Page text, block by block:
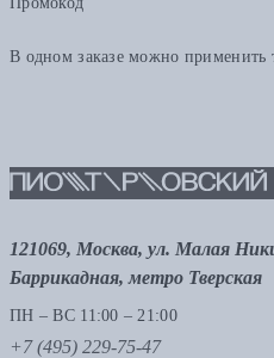
В одном заказе можно применить
121069, Москва, ул. Малая
Баррикадная, метро Тверская
ПН – ВС 11:00 – 21:00
+7 (495) 229-75-47